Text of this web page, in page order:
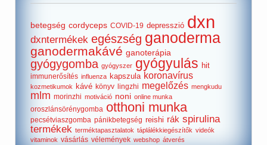
betegség cordyceps COVID-19 depresszió dxn
dxntermékek egészség ganoderma
ganodermakávé ganoterápia
gyógygomba gyógyszer gyógyulás hit
immunerősítés influenza kapszula koronavírus
kozmetikumok kávé könyv lingzhi megelőzés mengkudu
mlm morinzhi motiváció noni online munka
oroszlánsörénygomba otthoni munka
pecsétviaszgomba pánikbetegség reishi rák spirulina
termékek terméktapasztalatok táplálékkiegészítők videók
vitaminok vásárlás vélemények webshop átverés